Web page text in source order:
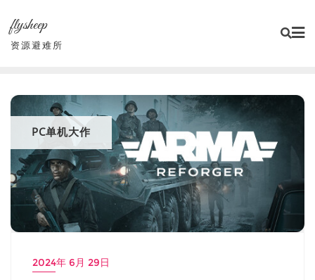
content
flysheep
资源避难所
PC单机大作
2024年 6月 29日